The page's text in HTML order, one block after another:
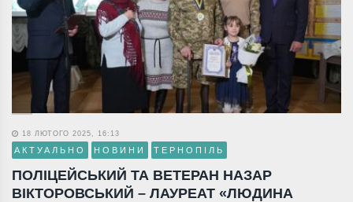
18 ЛЮТОГО 2025, 16:13
АКТУАЛЬНО НОВИНИ ТЕРНОПІЛЬ
ПОЛІЦЕЙСЬКИЙ ТА ВЕТЕРАН НАЗАР
ВІКТОРОВСЬКИЙ – ЛАУРЕАТ «ЛЮДИНА